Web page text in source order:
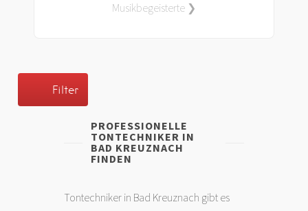
Musikbegeisterte ❯
Filter
PROFESSIONELLE
TONTECHNIKER IN
BAD KREUZNACH
FINDEN
Tontechniker in Bad Kreuznach gibt es